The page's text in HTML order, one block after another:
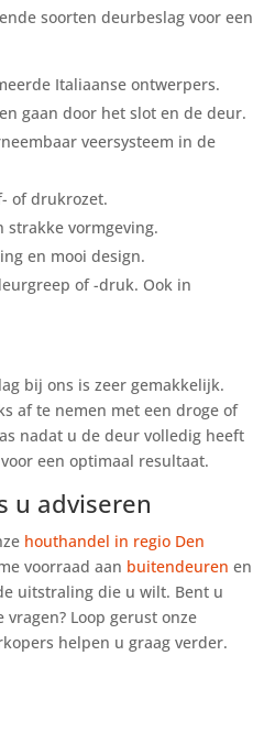
soorten deurbeslag voor een
Italiaanse ontwerpers.
gaan door het slot en de deur.
veersysteem in de
of drukrozet.
strakke vormgeving.
en mooi design.
of -druk. Ook in
bij ons is zeer gemakkelijk.
af te nemen met een droge of
nadat u de deur volledig heeft
een optimaal resultaat.
u adviseren
houthandel in regio Den
voorraad aan buitendeuren en
uitstraling die u wilt. Bent u
Loop gerust onze
helpen u graag verder.